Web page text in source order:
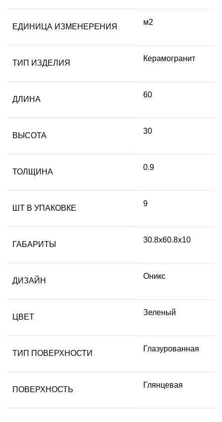
ЕДИНИЦА ИЗМЕНЕРЕНИЯ
м2
ТИП ИЗДЕЛИЯ
Керамогранит
ДЛИНА
60
ВЫСОТА
30
ТОЛЩИНА
0.9
ШТ В УПАКОВКЕ
9
ГАБАРИТЫ
30.8х60.8х10
ДИЗАЙН
Оникс
ЦВЕТ
Зеленый
ТИП ПОВЕРХНОСТИ
Глазурованная
ПОВЕРХНОСТЬ
Глянцевая